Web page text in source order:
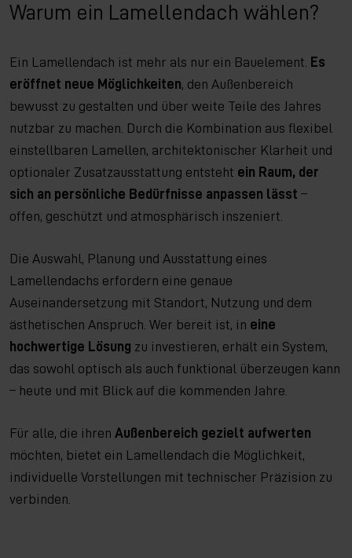
Warum ein Lamellendach wählen?
Ein Lamellendach ist mehr als nur ein Bauelement.
Es
eröffnet neue Möglichkeiten, den Außenbereich
bewusst zu gestalten und über weite Teile des Jahres
nutzbar zu machen. Durch die Kombination aus flexibel
einstellbaren Lamellen, architektonischer Klarheit und
optionaler Zusatzausstattung entsteht ein Raum, der
sich an persönliche Bedürfnisse anpassen lässt –
offen, geschützt und atmosphärisch inszeniert.
Die Auswahl, Planung und Ausstattung eines
Lamellendachs erfordern eine genaue
Auseinandersetzung mit Standort, Nutzung und dem
ästhetischen Anspruch. Wer bereit ist, in eine
hochwertige Lösung zu investieren, erhält ein System,
das sowohl optisch als auch funktional überzeugen kann
– heute und mit Blick auf die kommenden Jahre.
Für alle, die ihren Außenbereich gezielt aufwerten
möchten, bietet ein Lamellendach die Möglichkeit,
individuelle Vorstellungen mit technischer Präzision zu
verbinden.